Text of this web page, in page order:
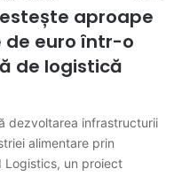
aproape
de euro într-o
de logistică
dezvoltarea infrastructurii
alimentare prin
Logistics, un proiect